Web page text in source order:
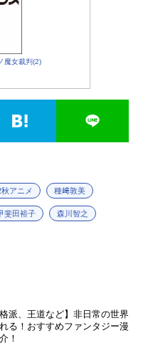
魔女裁判(2)
アニメ 種﨑敦美
斐田裕子 森川智之
派、王道など】非日常の世界
る！おすすめファンタジー漫
！